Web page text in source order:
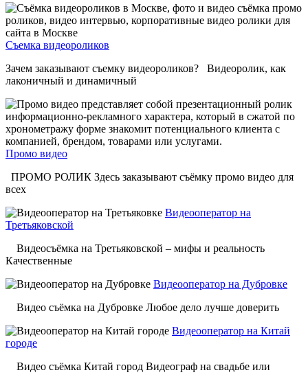
Съемка видеороликов
Зачем заказывают съемку видеороликов? Видеоролик, как
лаконичный и динамичный
Промо видео
ПРОМО РОЛИК Здесь заказывают съёмку промо видео для
всех
Видеооператор на
Третьяковской
Видеосъёмка на Третьяковской – мифы и реальность
Качественные
Видеооператор на Дубровке
Видео съёмка на Дубровке Любое дело лучше доверить
Видеооператор на Китай
городе
Видео съёмка Китай город Видеограф на свадьбе или